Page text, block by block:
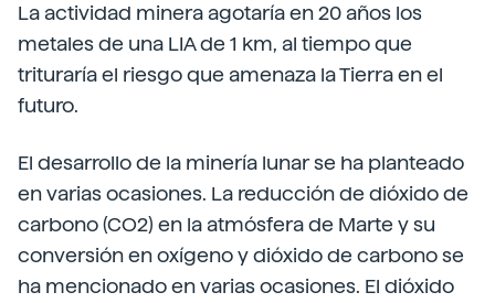
La actividad minera agotaría en 20 años los
metales de una LIA de 1 km, al tiempo que
trituraría el riesgo que amenaza la Tierra en el
futuro.
El desarrollo de la minería lunar se ha planteado
en varias ocasiones. La reducción de dióxido de
carbono (CO2) en la atmósfera de Marte y su
conversión en oxígeno y dióxido de carbono se
ha mencionado en varias ocasiones. El dióxido